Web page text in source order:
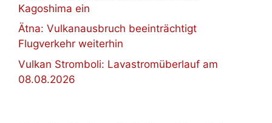
Kagoshima ein
Ätna: Vulkanausbruch beeinträchtigt
Flugverkehr weiterhin
Vulkan Stromboli: Lavastromüberlauf am
08.08.2026